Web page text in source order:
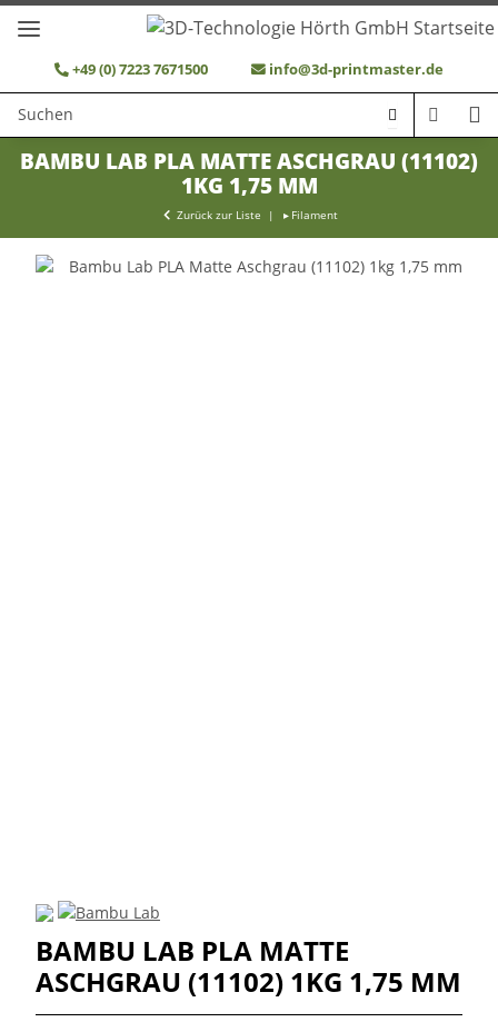
+49 (0) 7223 7671500 info@3d-printmaster.de
BAMBU LAB PLA MATTE ASCHGRAU (11102)
1KG 1,75 MM
Zurück zur Liste Filament
BAMBU LAB PLA MATTE
ASCHGRAU (11102) 1KG 1,75 MM